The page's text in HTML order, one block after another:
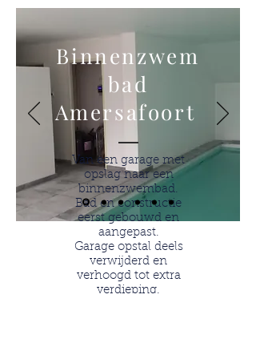
Binnenzwem
bad
Amersafoort
Van een garage met
opslag naar een
binnenzwembad.
Bad en constructie
eerst gebouwd en
aangepast.
Garage opstal deels
verwijderd en
verhoogd tot extra
verdieping.